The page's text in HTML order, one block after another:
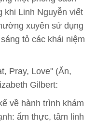
khi Linh Nguyễn viết
xuyên sử dụng
tỏ các khái niệm
Pray, Love" (Ăn,
Gilbert:
về hành trình khám
ẩm thực, tâm linh